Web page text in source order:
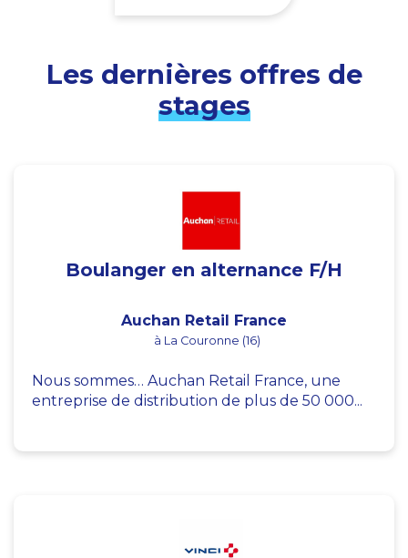
Les dernières offres de
stages
Boulanger en alternance F/H
Auchan Retail France
à La Couronne (16)
Nous sommes… Auchan Retail France, une
entreprise de distribution de plus de 50 000...